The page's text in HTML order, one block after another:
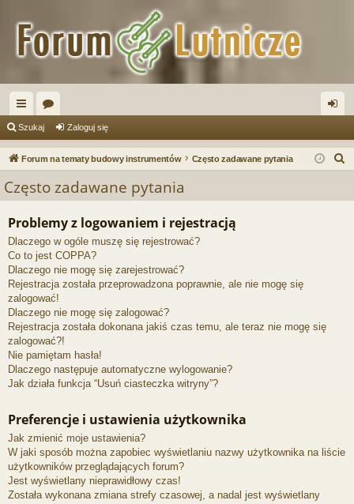
ię
ce
or
a og
Szukaj Zaloguj się
Forum na tematy budowy instrumentów Często zadawane pytania
Często zadawane pytania
Problemy z logowaniem i rejestracją
Dlaczego w ogóle muszę się rejestrować?
Co to jest COPPA?
Dlaczego nie mogę się zarejestrować?
Rejestracja została przeprowadzona poprawnie, ale nie mogę się
zalogować!
Dlaczego nie mogę się zalogować?
Rejestracja została dokonana jakiś czas temu, ale teraz nie mogę się
zalogować?!
Nie pamiętam hasła!
Dlaczego następuje automatyczne wylogowanie?
Jak działa funkcja “Usuń ciasteczka witryny”?
Preferencje i ustawienia użytkownika
Jak zmienić moje ustawienia?
W jaki sposób można zapobiec wyświetlaniu nazwy użytkownika na liście
użytkowników przeglądających forum?
Jest wyświetlany nieprawidłowy czas!
Została wykonana zmiana strefy czasowej, a nadal jest wyświetlany